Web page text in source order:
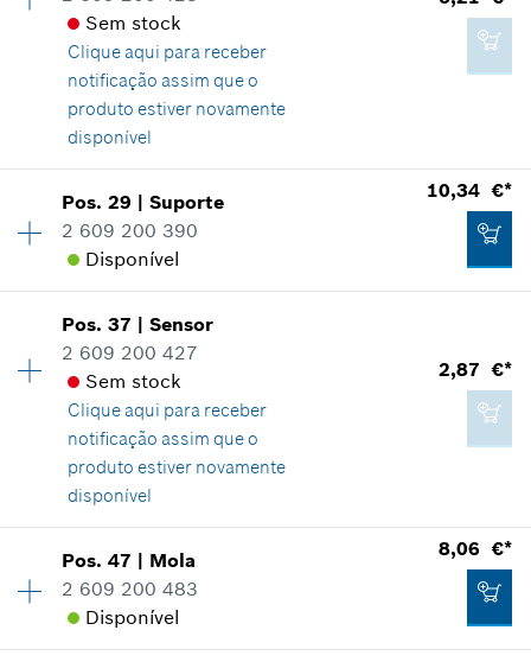
fabricante incluindo IVA
Adicionar ao carrinho das compras
6,96 €*
*Recomendação de preço não vinculativa do
Adicionar ao carrinho das compras
Comprovante de aplicação
Indicar na apresentação
8,06 €*
*Recomendação de preço não vinculativa do
Adicionar ao carrinho das compras
Sem stock
Clique aqui para receber
notificação assim que o
produto estiver novamente
disponível
Grupo de preço:20
Informações de peças sobressalentes
6,21 €*
*Recomendação de preço não vinculativa do
Adicionar ao carrinho das compras
Pos.29 |Suporte
2 609 200 390
Disponível
10,34 €*
Disponibilidade 1
Grupo de preço
Informações de peças sobressalentes
Comprovante de aplicação
Indicar na apresentação
10,34 €*
Pos.37 |Sensor
2 609 200 427
Sem stock
Clique aqui para receber
notificação assim que o
produto estiver novamente
disponível
2,87 €*
Disponibilidade
Grupo de preço
Informações de peças sobressalentes
Comprovante de aplicação
Pos.47 | Mola
2 609 200 483
Disponível
8,06 €*